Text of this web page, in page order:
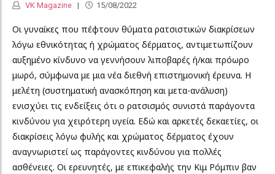
VK Magazine 15/08/2022
Οι γυναίκες που πέφτουν θύματα ρατσιστικών διακρίσεων
λόγω εθνικότητας ή χρώματος δέρματος, αντιμετωπίζουν
αυξημένο κίνδυνο να γεννήσουν λιποβαρές ή/και πρόωρο
μωρό, σύμφωνα με μια νέα διεθνή επιστημονική έρευνα. Η
μελέτη (συστηματική ανασκόπηση και μετα-ανάλυση)
ενισχύει τις ενδείξεις ότι ο ρατσισμός συνιστά παράγοντα
κινδύνου για χειρότερη υγεία. Εδώ και αρκετές δεκαετίες, οι
διακρίσεις λόγω φυλής και χρώματος δέρματος έχουν
αναγνωριστεί ως παράγοντες κινδύνου για πολλές
ασθένειες. Οι ερευνητές, με επικεφαλής την Κιμ Ρόμπιν βαν